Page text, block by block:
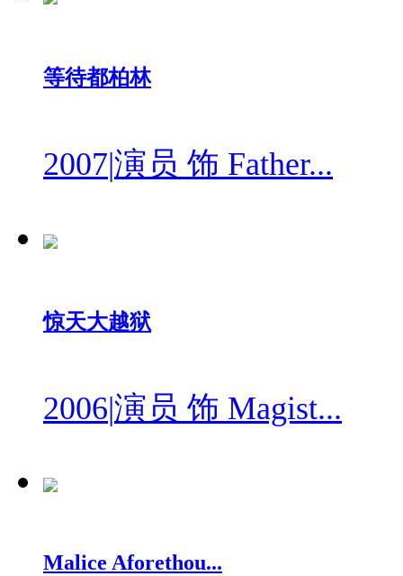
等待都柏林
2007|演员 饰 Father...
惊天大越狱
2006|演员 饰 Magist...
Malice Aforethou...